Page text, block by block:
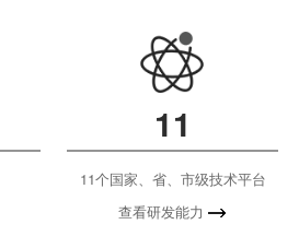
11
11个国家、省、市级技术平台
查看研发能力